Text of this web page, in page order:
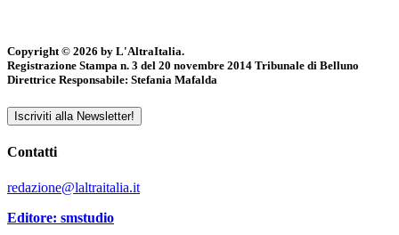
Copyright © 2026 by L'AltraItalia.
Registrazione Stampa n. 3 del 20 novembre 2014 Tribunale di Belluno
Direttrice Responsabile: Stefania Mafalda
Iscriviti alla Newsletter!
Contatti
redazione@laltraitalia.it
Editore: smstudio